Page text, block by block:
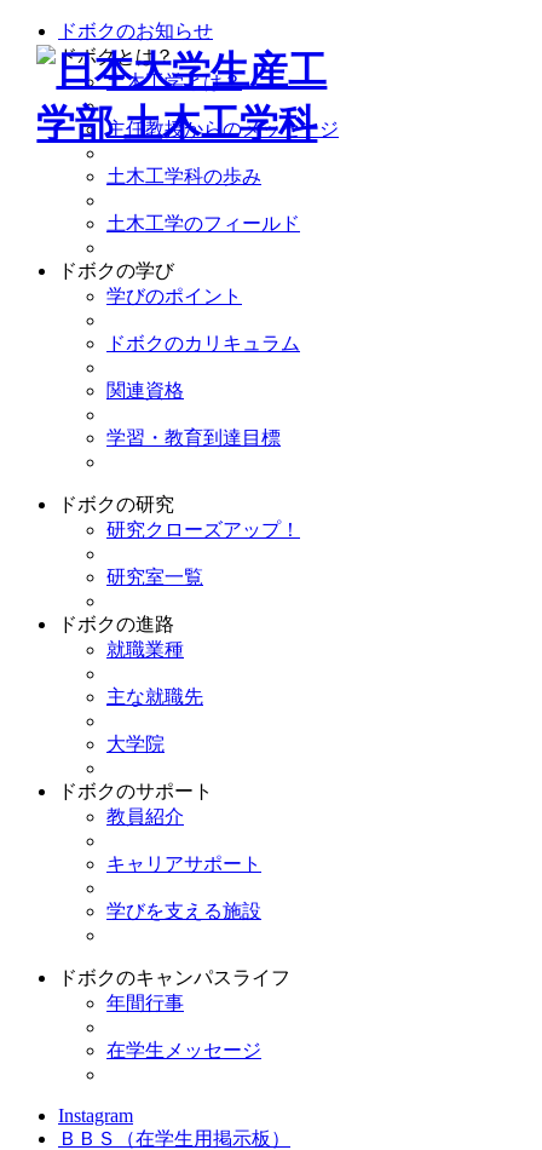
ドボクのお知らせ
ドボクとは？
土木工学とは？
主任教授からのメッセージ
土木工学科の歩み
土木工学のフィールド
ドボクの学び
学びのポイント
ドボクのカリキュラム
関連資格
学習・教育到達目標
ドボクの研究
研究クローズアップ！
研究室一覧
ドボクの進路
就職業種
主な就職先
大学院
ドボクのサポート
教員紹介
キャリアサポート
学びを支える施設
ドボクのキャンパスライフ
年間行事
在学生メッセージ
Instagram
ＢＢＳ
（在学生用掲示板）